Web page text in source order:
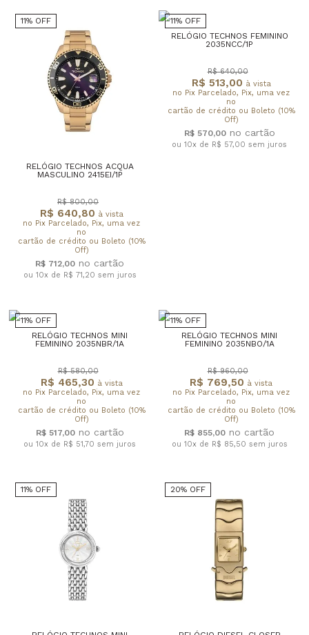
11% OFF
RELÓGIO TECHNOS ACQUA
MASCULINO 2415EI/1P
R$ 640,80 à vista
no Pix Parcelado, Pix, uma vez
no
cartão de crédito ou Boleto (10%
Off)
R$ 800,00
R$ 712,00
ou 10x de R$ 71,20 sem juros
11% OFF
RELÓGIO TECHNOS FEMININO
2035NCC/1P
R$ 513,00 à vista
no Pix Parcelado, Pix, uma vez
no
cartão de crédito ou Boleto (10%
Off)
R$ 640,00
R$ 570,00
ou 10x de R$ 57,00 sem juros
11% OFF
RELÓGIO TECHNOS MINI
FEMININO 2035NBR/1A
R$ 465,30 à vista
no Pix Parcelado, Pix, uma vez
no
cartão de crédito ou Boleto (10%
Off)
R$ 580,00
R$ 517,00
ou 10x de R$ 51,70 sem juros
11% OFF
RELÓGIO TECHNOS MINI
FEMININO 2035NBO/1A
R$ 769,50 à vista
no Pix Parcelado, Pix, uma vez
no
cartão de crédito ou Boleto (10%
Off)
R$ 960,00
R$ 855,00
ou 10x de R$ 85,50 sem juros
11% OFF 20% OFF